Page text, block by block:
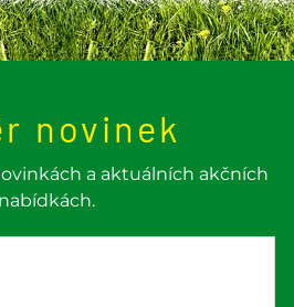
novinek
a aktuálních akčních
nabídkách.